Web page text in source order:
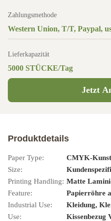
Zahlungsmethode
Western Union, T/T, Paypal,
Lieferkapazität
5000 STÜCKE/Tag
Jetzt
Produktdetails
Paper Type:
CMYK-
Size:
Printing Handling: Matte
Feature:
Papierröhre
Industrial Use:
Kleidung,
Use:
Kissenbezug